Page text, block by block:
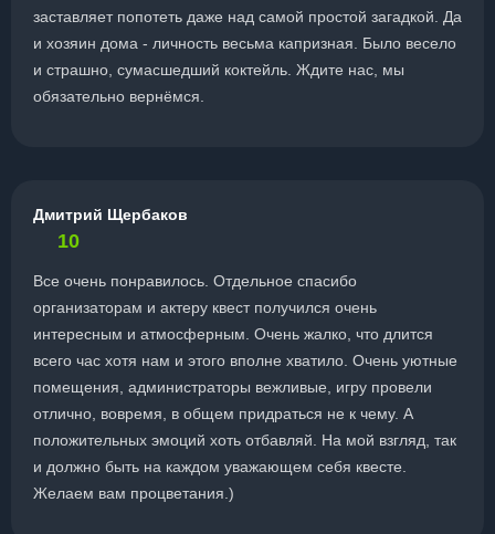
заставляет попотеть даже над самой простой загадкой. Да
и хозяин дома - личность весьма капризная. Было весело
и страшно, сумасшедший коктейль. Ждите нас, мы
обязательно вернёмся.
Дмитрий Щербаков
10
Все очень понравилось. Отдельное спасибо
организаторам и актеру квест получился очень
интересным и атмосферным. Очень жалко, что длится
всего час хотя нам и этого вполне хватило. Очень уютные
помещения, администраторы вежливые, игру провели
отлично, вовремя, в общем придраться не к чему. А
положительных эмоций хоть отбавляй. На мой взгляд, так
и должно быть на каждом уважающем себя квесте.
Желаем вам процветания.)